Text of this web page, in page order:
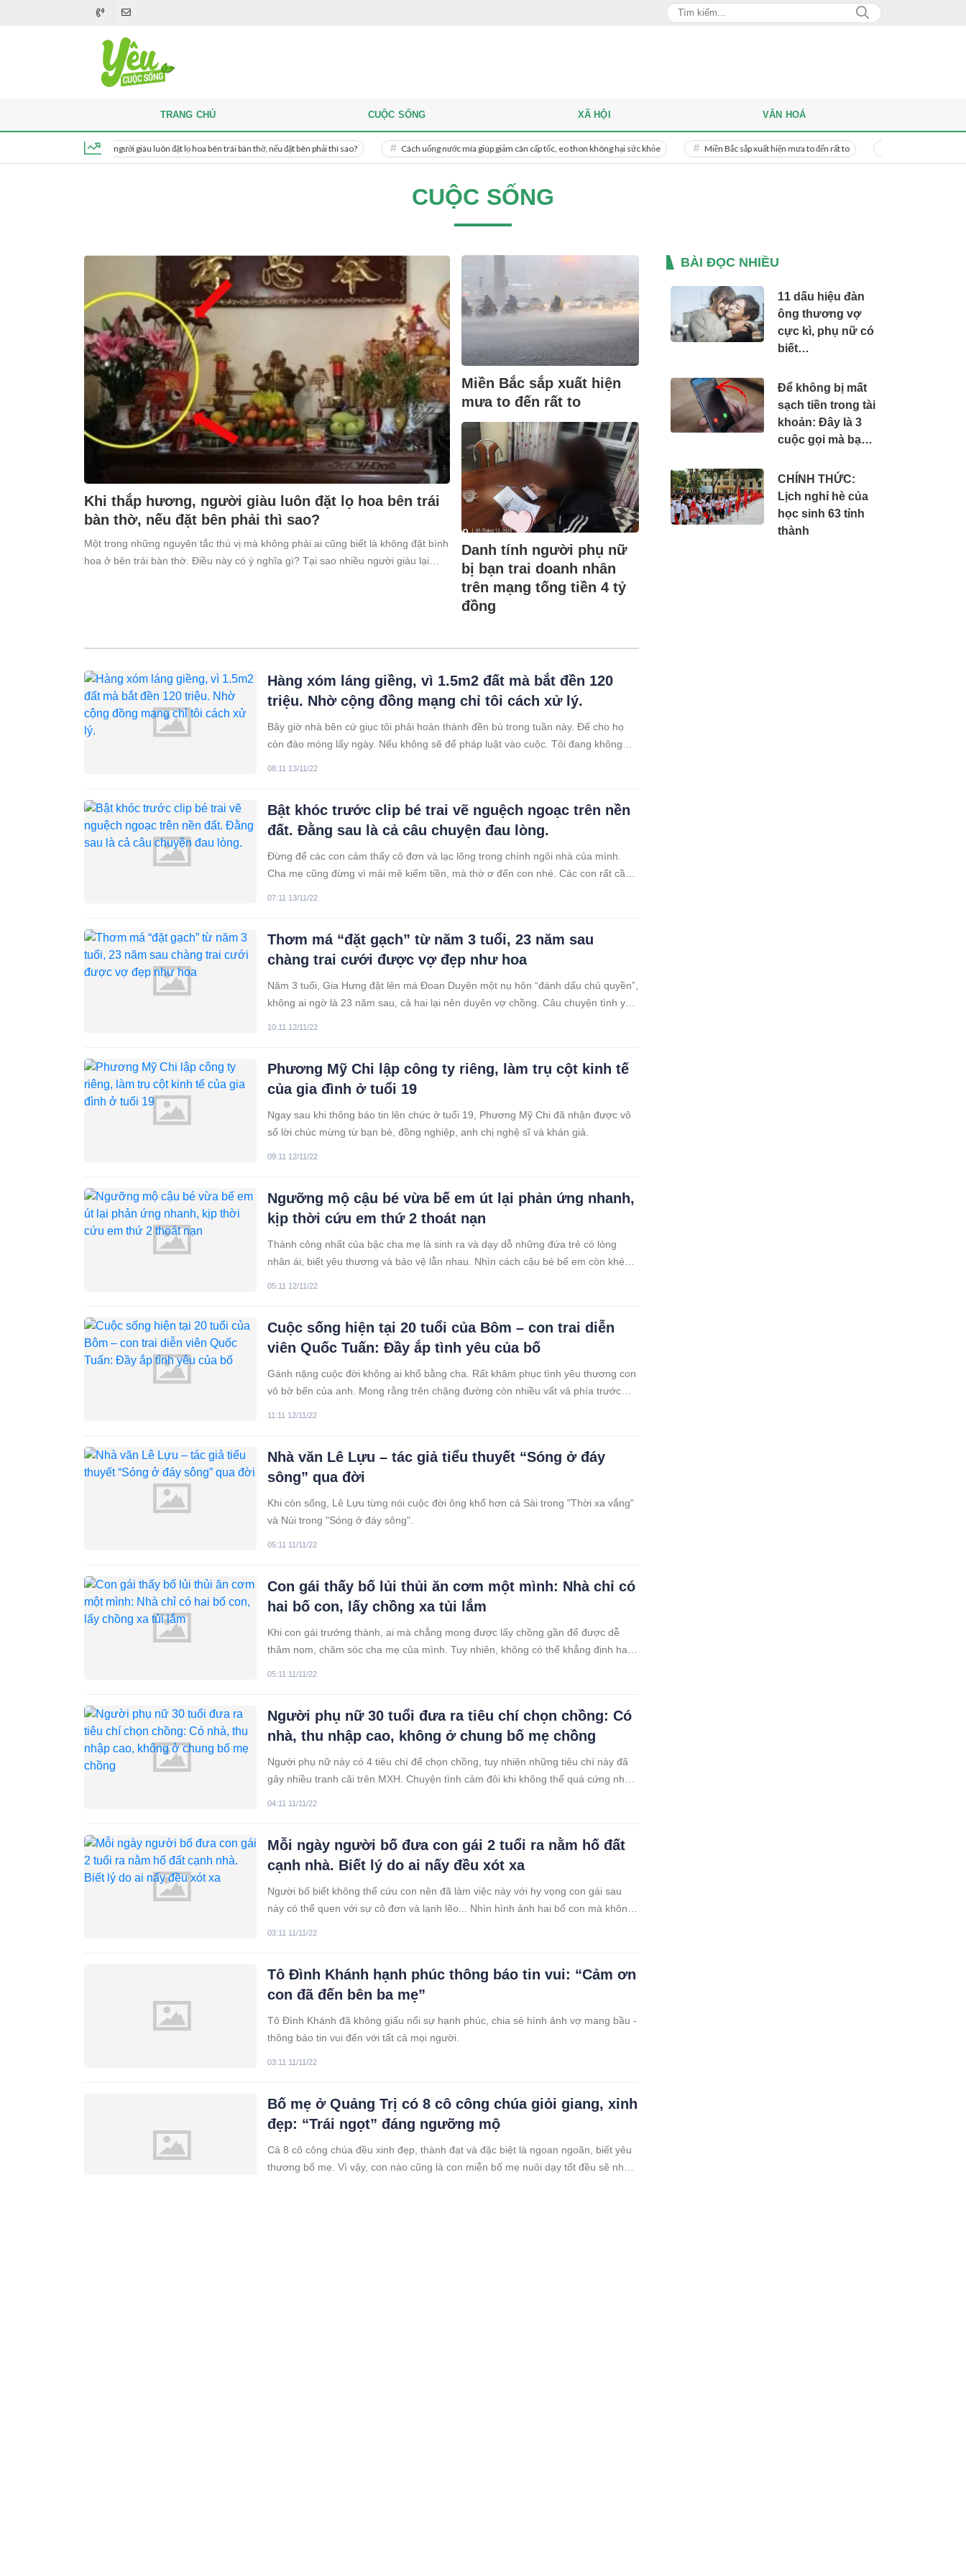
Khi thắp hương, người giàu luôn đặt lọ hoa bên trái bàn thờ, nếu đặt bên phải thì sao? Cách uống nước mía giúp giảm cân cấp tốc, eo thon không hại sức khỏe Miền Bắc sắp xuất hiện mưa to đến rất to Danh tính người phụ nữ bị
TRANG CHỦ CUỘC SỐNG XÃ HỘI VĂN HOÁ
CUỘC SỐNG
Khi thắp hương, người giàu luôn đặt lọ hoa bên trái
bàn thờ, nếu đặt bên phải thì sao?
Một trong những nguyên tắc thú vị mà không phải ai cũng biết là không đặt bình
hoa ở bên trái bàn thờ. Điều này có ý nghĩa gì? Tại sao nhiều người giàu lại
Miền Bắc sắp xuất hiện
mưa to đến rất to
Danh tính người phụ nữ
bị bạn trai doanh nhân
trên mạng tống tiền 4 tỷ
đồng
Hàng xóm láng giềng, vì 1.5m2 đất mà bắt đền 120
triệu. Nhờ cộng đồng mạng chỉ tôi cách xử lý.
Bây giờ nhà bên cứ giục tôi phải hoàn thành đền bù trong tuần này. Để cho họ
còn đào móng lấy ngày. Nếu không sẽ để pháp luật vào cuộc. Tôi đang không
08:11 13/11/22
Bật khóc trước clip bé trai vẽ nguệch ngoạc trên nền
đất. Đằng sau là cả câu chuyện đau lòng.
Đừng để các con cảm thấy cô đơn và lạc lõng trong chính ngôi nhà của mình.
Cha mẹ cũng đừng vì mải mê kiếm tiền, mà thờ ơ đến con nhé. Các con rất cần
07:11 13/11/22
Thơm má “đặt gạch” từ năm 3 tuổi, 23 năm sau
chàng trai cưới được vợ đẹp như hoa
Năm 3 tuổi, Gia Hưng đặt lên má Đoan Duyên một nụ hôn “đánh dấu chủ quyền”,
không ai ngờ là 23 năm sau, cả hai lại nên duyên vợ chồng. Câu chuyện tình yêu
10:11 12/11/22
Phương Mỹ Chi lập công ty riêng, làm trụ cột kinh tế
của gia đình ở tuổi 19
Ngay sau khi thông báo tin lên chức ở tuổi 19, Phương Mỹ Chi đã nhận được vô
số lời chúc mừng từ bạn bè, đồng nghiệp, anh chị nghệ sĩ và khán giả.
09:11 12/11/22
Ngưỡng mộ cậu bé vừa bế em út lại phản ứng nhanh,
kịp thời cứu em thứ 2 thoát nạn
Thành công nhất của bậc cha mẹ là sinh ra và dạy dỗ những đứa trẻ có lòng
nhân ái, biết yêu thương và bảo vệ lẫn nhau. Nhìn cách cậu bé bế em còn khéo
05:11 12/11/22
Cuộc sống hiện tại 20 tuổi của Bôm – con trai diễn
viên Quốc Tuấn: Đầy ắp tình yêu của bố
Gánh nặng cuộc đời không ai khổ bằng cha. Rất khâm phục tình yêu thương con
vô bờ bến của anh. Mong rằng trên chặng đường còn nhiều vất vả phía trước
11:11 12/11/22
Nhà văn Lê Lựu – tác giả tiểu thuyết “Sóng ở đáy
sông” qua đời
Khi còn sống, Lê Lựu từng nói cuộc đời ông khổ hơn cả Sài trong "Thời xa vắng"
và Núi trong "Sóng ở đáy sông".
05:11 11/11/22
Con gái thấy bố lủi thủi ăn cơm một mình: Nhà chỉ có
hai bố con, lấy chồng xa tủi lắm
Khi con gái trưởng thành, ai mà chẳng mong được lấy chồng gần để được dễ
thăm nom, chăm sóc cha mẹ của mình. Tuy nhiên, không có thể khẳng định hay
05:11 11/11/22
Người phụ nữ 30 tuổi đưa ra tiêu chí chọn chồng: Có
nhà, thu nhập cao, không ở chung bố mẹ chồng
Người phụ nữ này có 4 tiêu chí để chọn chồng, tuy nhiên những tiêu chí này đã
gây nhiều tranh cãi trên MXH. Chuyện tình cảm đôi khi không thể quá cứng nhắc
04:11 11/11/22
Mỗi ngày người bố đưa con gái 2 tuổi ra nằm hố đất
cạnh nhà. Biết lý do ai nấy đều xót xa
Người bố biết không thể cứu con nên đã làm việc này với hy vọng con gái sau
này có thể quen với sự cô đơn và lạnh lẽo... Nhìn hình ảnh hai bố con mà không
03:11 11/11/22
Tô Đình Khánh hạnh phúc thông báo tin vui: “Cảm ơn
con đã đến bên ba mẹ”
Tô Đình Khánh đã không giấu nổi sự hạnh phúc, chia sẻ hình ảnh vợ mang bầu -
thông báo tin vui đến với tất cả mọi người.
03:11 11/11/22
Bố mẹ ở Quảng Trị có 8 cô công chúa giỏi giang, xinh
đẹp: “Trái ngọt” đáng ngưỡng mộ
Cả 8 cô công chúa đều xinh đẹp, thành đạt và đặc biệt là ngoan ngoãn, biết yêu
thương bố mẹ. Vì vậy, con nào cũng là con miễn bố mẹ nuôi dạy tốt đều sẽ nhận
BÀI ĐỌC NHIỀU
11 dấu hiệu đàn
ông thương vợ
cực kì, phụ nữ có
biết…
Để không bị mất
sạch tiền trong tài
khoản: Đây là 3
cuộc gọi mà bạn
lập tức
CHÍNH THỨC:
Lịch nghỉ hè của
học sinh 63 tỉnh
thành